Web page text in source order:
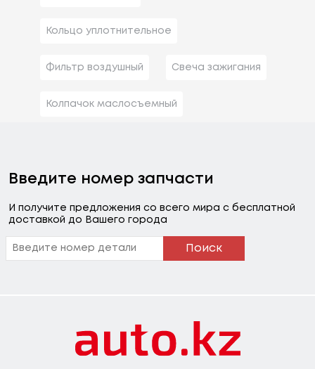
Кольцо уплотнительное
Фильтр воздушный Свеча зажигания
Колпачок маслосъемный
Введите номер запчасти
И получите предложения со всего мира с бесплатной
доставкой до Вашего города
Поиск